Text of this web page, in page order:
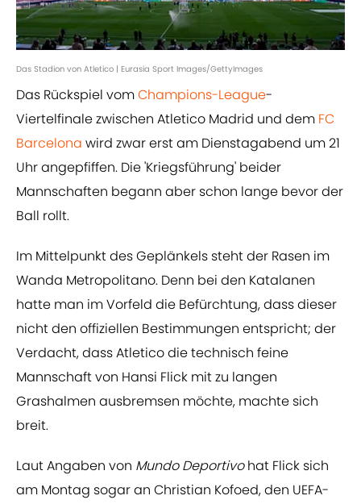
Das Stadion von Atletico | Eurasia Sport Images/GettyImages
Das Rückspiel vomChampions-League-
Viertelfinale zwischen Atletico Madrid und dem FC
Barcelona wird zwar erst am Dienstagabend um 21
Uhr angepfiffen. Die 'Kriegsführung' beider
Mannschaften begann aber schon lange bevor der
Ball rollt.
Im Mittelpunkt des Geplänkels steht der Rasen im
Wanda Metropolitano. Denn bei den Katalanen
hatte man im Vorfeld die Befürchtung, dass dieser
nicht den offiziellen Bestimmungen entspricht; der
Verdacht, dass Atletico die technisch feine
Mannschaft von Hansi Flick mit zu langen
Grashalmen ausbremsen möchte, machte sich
breit.
Laut Angaben von Mundo Deportivohat Flick sich
am Montag sogar an Christian Kofoed, den UEFA-